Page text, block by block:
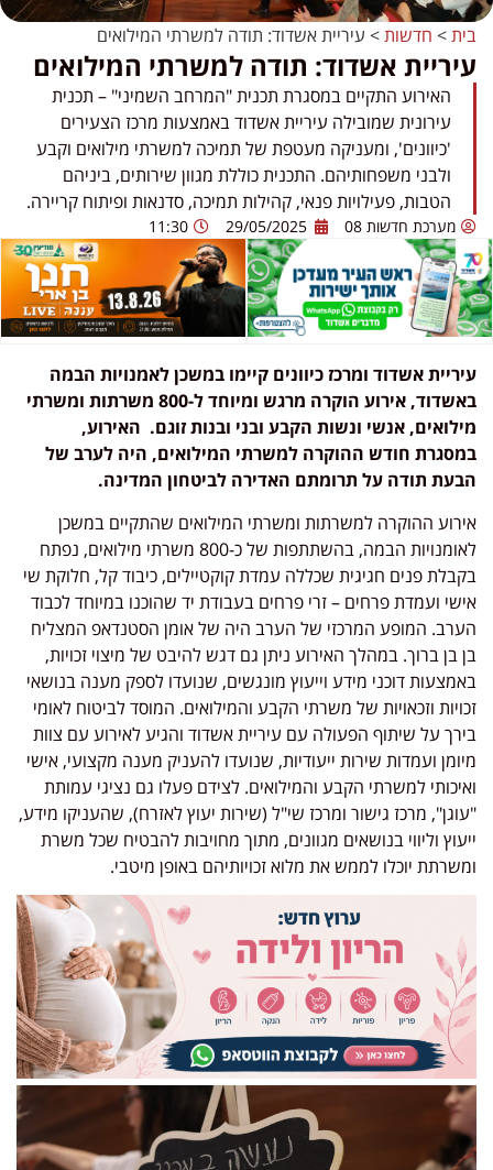
בית> חדשות> עיריית אשדוד: תודה למשרתי המילואים
עיריית אשדוד: תודה למשרתי המילואים
האירוע התקיים במסגרת תכנית "המרחב השמיני" – תכנית
עירונית שמובילה עיריית אשדוד באמצעות מרכז הצעירים
'כיוונים', ומעניקה מעטפת של תמיכה למשרתי מילואים וקבע
ולבני משפחותיהם. התכנית כוללת מגוון שירותים, ביניהם
הטבות, פעילויות פנאי, קהילות תמיכה, סדנאות ופיתוח קריירה.
מערכת חדשות 08 29/05/2025
11:30
עיריית אשדוד ומרכז כיוונים קיימו במשכן לאמנויות הבמה
באשדוד, אירוע הוקרה מרגש ומיוחד ל-800 משרתות ומשרתי
מילואים, אנשי ונשות הקבע ובני ובנות זוגם. האירוע,
במסגרת חודש ההוקרה למשרתי המילואים, היה לערב של
הבעת תודה על תרומתם האדירה לביטחון המדינה.
אירוע ההוקרה למשרתות ומשרתי המילואים שהתקיים במשכן
לאומנויות הבמה, בהשתתפות של כ-800 משרתי מילואים, נפתח
בקבלת פנים חגיגית שכללה עמדת קוקטיילים, כיבוד קל, חלוקת שי
אישי ועמדת פרחים – זרי פרחים בעבודת יד שהוכנו במיוחד לכבוד
הערב. המופע המרכזי של הערב היה של אומן הסטנדאפ המצליח
בן בן ברוך. במהלך האירוע ניתן גם דגש להיבט של מיצוי זכויות,
באמצעות דוכני מידע וייעוץ מונגשים, שנועדו לספק מענה בנושאי
זכויות וזכאויות של משרתי הקבע והמילואים. המוסד לביטוח לאומי
בירך על שיתוף הפעולה עם עיריית אשדוד והגיע לאירוע עם צוות
מיומן ועמדות שירות ייעודיות, שנועדו להעניק מענה מקצועי, אישי
ואיכותי למשרתי הקבע והמילואים. לצידם פעלו גם נציגי עמותת
"עוגן", מרכז גישור ומרכז שי"ל (שירות יעוץ לאזרח), שהעניקו מידע,
ייעוץ וליווי בנושאים מגוונים, מתוך מחויבות להבטיח שכל משרת
ומשרתת יוכלו לממש את מלוא זכויותיהם באופן מיטבי.